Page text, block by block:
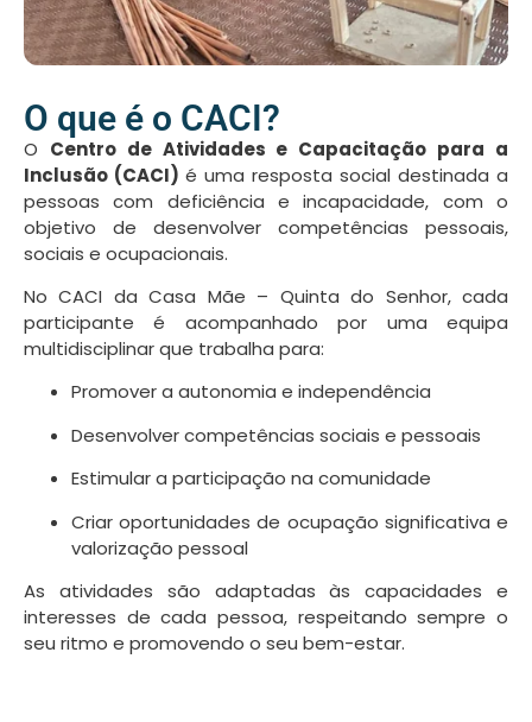
O que é o CACI?
O Centro de Atividades e Capacitação para a
Inclusão (CACI) é uma resposta social destinada a
pessoas com deficiência e incapacidade, com o
objetivo de desenvolver competências pessoais,
sociais e ocupacionais.
No CACI da Casa Mãe – Quinta do Senhor, cada
participante é acompanhado por uma equipa
multidisciplinar que trabalha para:
Promover a autonomia e independência
Desenvolver competências sociais e pessoais
Estimular a participação na comunidade
Criar oportunidades de ocupação significativa e
valorização pessoal
As atividades são adaptadas às capacidades e
interesses de cada pessoa, respeitando sempre o
seu ritmo e promovendo o seu bem-estar.